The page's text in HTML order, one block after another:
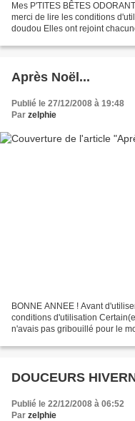
Mes P'TITES BÊTES
merci de lire les conditions
doudou Elles ont rejoint
Après Noël...
Publié le 27/12/2008 à 19:48
Par zelphie
BONNE ANNEE ! Avant
conditions d'utilisation
n'avais pas gribouillé pour le
DOUCEURS
Publié le 22/12/2008 à 06:52
Par zelphie